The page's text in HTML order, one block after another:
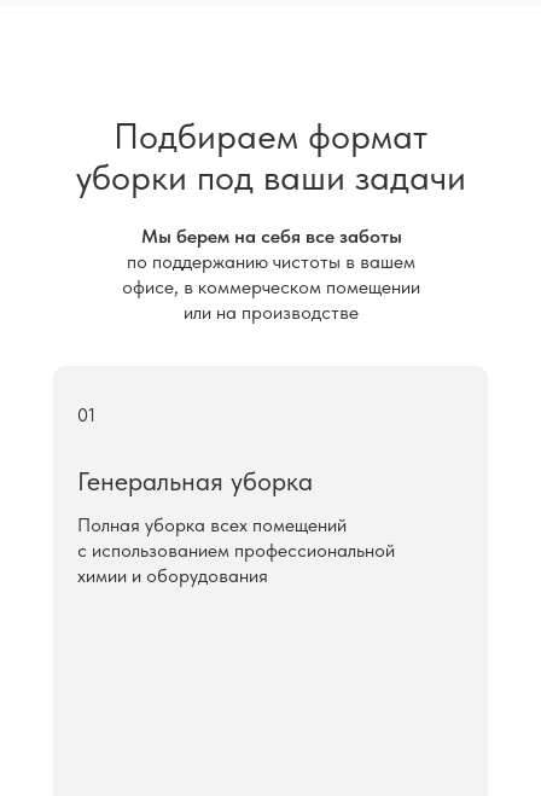
01
Полная уборка всех помещений
с использованием профессиональной
химии и оборудования
Генеральная уборка
Мы берем на себя все заботы
по поддержанию чистоты в вашем
офисе, в коммерческом помещении
или на производстве
Подбираем формат
уборки под ваши задачи